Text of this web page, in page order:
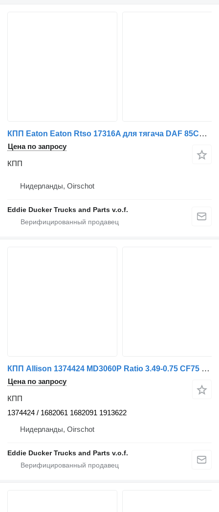
КПП Eaton Eaton Rtso 17316A для тягача DAF 85CF 430
Цена по запросу
КПП
Нидерланды, Oirschot
Eddie Ducker Trucks and Parts v.o.f.
КПП Allison 1374424 MD3060P Ratio 3.49-0.75 CF75 Euro 3 для грузовика DAF CF75 EURO 3
Цена по запросу
КПП
1374424 / 1682061 1682091 1913622
Нидерланды, Oirschot
Eddie Ducker Trucks and Parts v.o.f.